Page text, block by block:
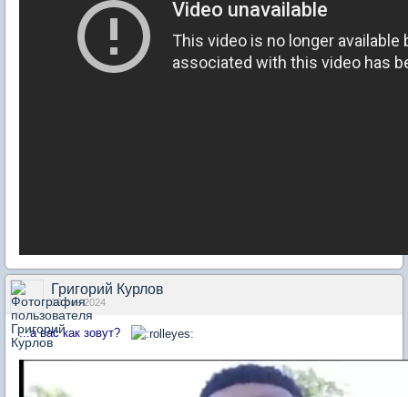
Григорий Курлов
10 сен 2024
...а вас как зовут?